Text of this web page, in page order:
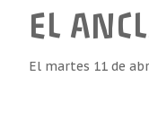
EL
El martes 11 de